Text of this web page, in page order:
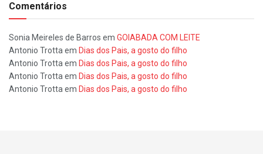
Comentários
Sonia Meireles de Barros em GOIABADA COM LEITE
Antonio Trottaem Dias dos Pais, a gosto do filho
Antonio Trottaem Dias dos Pais, a gosto do filho
Antonio Trottaem Dias dos Pais, a gosto do filho
Antonio Trottaem Dias dos Pais, a gosto do filho